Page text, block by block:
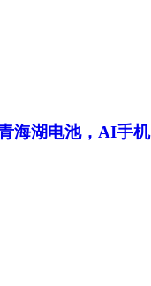
海湖电池，AI手机